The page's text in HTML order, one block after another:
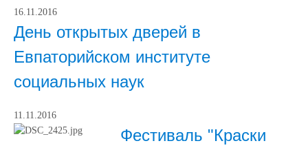
16.11.2016
День открытых дверей в
Евпаторийском институте
социальных наук
11.11.2016
Фестиваль "Краски